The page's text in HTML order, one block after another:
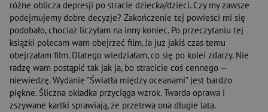
różne oblicza depresji po stracie dziecka/dzieci. Czy my zawsze
podejmujemy dobre decyzje? Zakończenie tej powieści mi się
podobało, chociaż liczyłam na inny koniec. Po przeczytaniu tej
książki polecam wam obejrzeć film. Ja już jakiś czas temu
obejrzałam film. Dlatego wiedziałam, co się po kolei zdarzy. Nie
radzę wam postąpić tak jak ja, bo stracicie coś cennego —
niewiedzę. Wydanie "Światła między oceanami" jest bardzo
piękne. Śliczna okładka przyciąga wzrok. Twarda oprawa i
zszywane kartki sprawiają, że przetrwa ona długie lata.